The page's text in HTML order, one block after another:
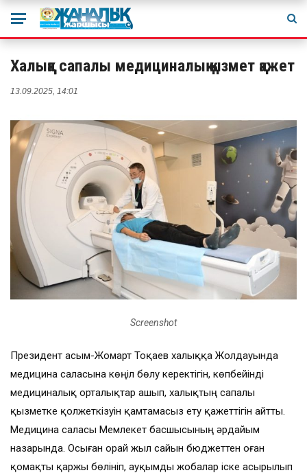
Халыққа сапалы медициналық қызмет қажет
13.09.2025, 14:01
Screenshot
Президент Қасым-Жомарт Тоқаев халыққа Жолдауында
медицина саласына көңіл бөлу керектігін, көпбейінді
медициналық орталықтар ашып, халықтың сапалы
қызметке қолжеткізуін қамтамасыз ету қажеттігін айтты.
Медицина саласы Мемлекет басшы­сының әрдайым
назарында. Осыған орай жыл сайын бюджеттен оған
қомақты қаржы бөлініп, ауқымды жобалар іске асырылып